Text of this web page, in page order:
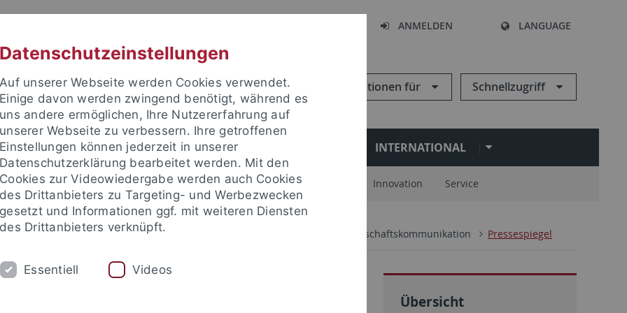
ANMELDEN LANGUAGE
Informationen für Schnellzugriff
FORSCHUNG EINRICHTUNGEN INTERNATIONAL
Zentren und Institute Nachwuchsförderung Kooperationspartner Innovation Service
... SFB 1070 Wissenschaftskommunikation Pressespiegel
Übersicht
Datenschutzeinstellungen
Auf unserer Webseite werden Cookies verwendet.
Einige davon werden zwingend benötigt, während es
uns andere ermöglichen, Ihre Nutzererfahrung auf
unserer Webseite zu verbessern. Ihre getroffenen
Einstellungen können jederzeit in unserer
Datenschutzerklärung bearbeitet werden. Mit den
Cookies zur Videowiedergabe werden auch Cookies
des Drittanbieters zu Targeting- und Werbezwecken
gesetzt und Informationen ggf. mit weiteren Diensten
des Drittanbieters verknüpft.
Essentiell Videos